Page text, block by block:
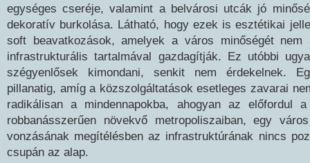
egységes cseréje, valamint a belvárosi utcák jó
dekoratív burkolása. Látható, hogy ezek is esztétikai
soft beavatkozások, amelyek a város minőségét nem
infrastrukturális tartalmával gazdagítják. Ez utóbbi
szégyenlősek kimondani, senkit nem érdekelnek.
pillanatig, amíg a közszolgáltatások esetleges zavarai
radikálisan a mindennapokba, ahogyan az előfordul
robbanásszerűen növekvő metropoliszaiban, egy
vonzásának megítélésben az infrastruktúrának nincs
csupán az alap.